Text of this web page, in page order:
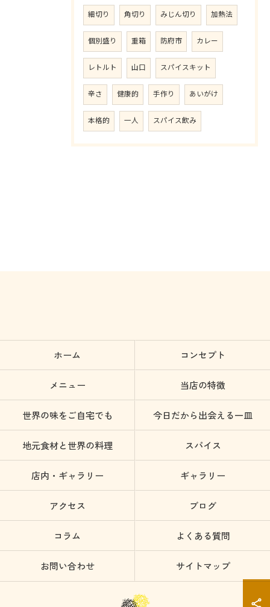
細切り 角切り みじん切り 加熱法
個別盛り 重箱 防府市 カレー
レトルト 山口 スパイスキット
辛さ 健康的 手作り あいがけ
本格的 一人 スパイス飲み
ホーム コンセプト
メニュー 当店の特徴
世界の味をご自宅でも 今日だから出会える一皿
地元食材と世界の料理 スパイス
店内・ギャラリー ギャラリー
アクセス ブログ
コラム よくある質問
お問い合わせ サイトマップ